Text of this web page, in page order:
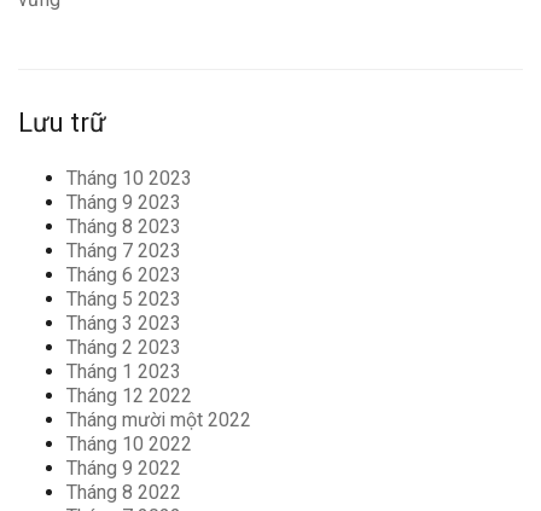
Lưu trữ
Tháng 10 2023
Tháng 9 2023
Tháng 8 2023
Tháng 7 2023
Tháng 6 2023
Tháng 5 2023
Tháng 3 2023
Tháng 2 2023
Tháng 1 2023
Tháng 12 2022
Tháng mười một 2022
Tháng 10 2022
Tháng 9 2022
Tháng 8 2022